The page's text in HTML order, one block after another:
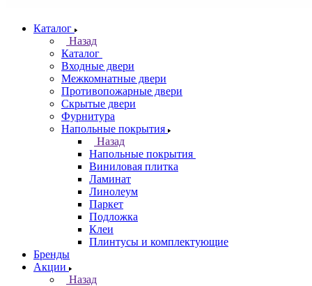
Каталог
Назад
Каталог
Входные двери
Межкомнатные двери
Противопожарные двери
Скрытые двери
Фурнитура
Напольные покрытия
Назад
Напольные покрытия
Виниловая плитка
Ламинат
Линолеум
Паркет
Подложка
Клеи
Плинтусы и комплектующие
Бренды
Акции
Назад